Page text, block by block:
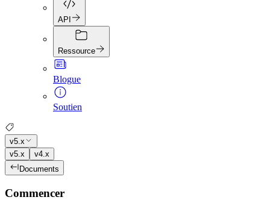
API
Ressource
Blogue
Soutien
v5.x
v5.x
v4.x
Documents
Commencer